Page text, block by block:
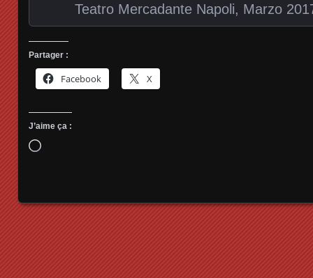
Teatro Mercadante Napoli, Marzo
Partager :
Facebook X
J’aime ça :
Chargement…